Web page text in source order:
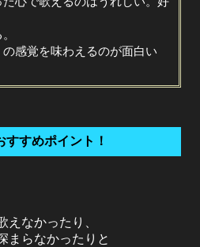
感覚を味わえるのが面白い
すすめポイント！
えなかったり、
まらなかったりと